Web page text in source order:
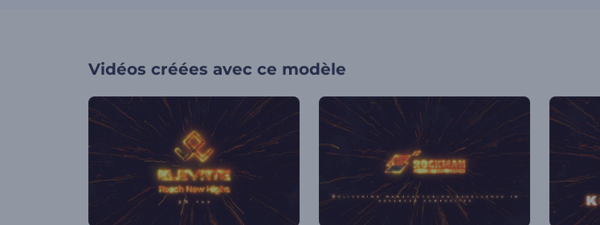
Vidéos créées avec ce modèle